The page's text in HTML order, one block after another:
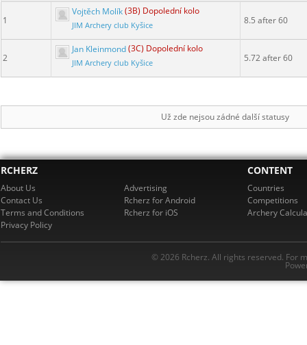
1
Vojtěch Molík(3B) Dopolední kolo
JIM Archery club Kyšice 8.5 after 60
2
Jan Kleinmond(3C) Dopolední kolo
JIM Archery club Kyšice 5.72 after 60
Už zde nejsou zádné další statusy
RCHERZ
About Us
Contact Us
Terms and Conditions
Privacy Policy
Advertising
Rcherz for Android
Rcherz for iOS
CONTENT
Countries
Competitions
Archery
© 2026 Rcherz. All rights reserved. For